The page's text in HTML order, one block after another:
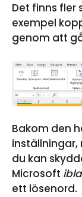
Det finns fler
exempel
genom att
Bakom den
du kan
Microsoft
ett lösenord.